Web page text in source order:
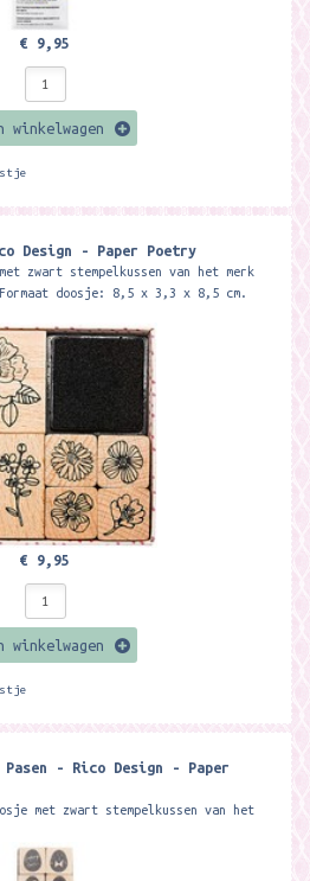
€ 9,95
winkelwagen
Design - Paper Poetry
zwart stempelkussen van het merk
doosje: 8,5 x 3,3 x 8,5 cm.
€ 9,95
winkelwagen
- Rico Design - Paper
met zwart stempelkussen van het